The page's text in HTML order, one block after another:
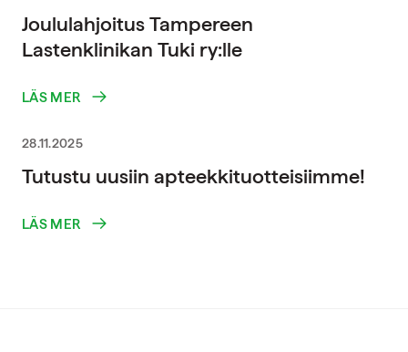
Joululahjoitus Tampereen
Lastenklinikan Tuki ry:lle
LÄS MER
28.11.2025
Tutustu uusiin apteekkituotteisiimme!
LÄS MER